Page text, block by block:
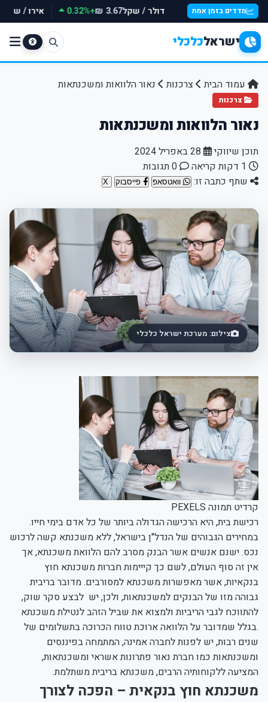
מדדים בזמן אמת דולר / שקל3.67 ₪
+0.32% אירו / שקל
ישראלכלכלי
עמוד הבית צרכנות נאור הלוואות ומשכנתאות
צרכנות
נאור הלוואות ומשכנתאות
תוכן שיווקי
שתף כתבה זו:
וואטסאפ פייסבוק
צילום: מערכת ישראל כלכלי
קרדיט תמונה PEXELS
רכישת בית, היא הרכישה הגדולה ביותר של כל אדם בימי חייו.
במחירים הגבוהים של הנדל"ן בישראל, ללא משכנתא קשה לרכוש
נכס. ישנם אנשים אשר הבנק מסרב להם הלוואת משכנתא, אך
אין זה סוף העולם, לשם כך קייימות חברות משכנתא חוץ
בנקאיות, אשר מאפשרות משכנתא למסורבים. מדובר בריבית
גבוהה מזו של הבנקים למשכנתאות, ולכן, יש לבצע סקר שוק,
להתווכח לגבי הריביות ולמצוא את שביל הזהב לנטילת משכנתא
.בגלל שמדובר על הלוואה ארוכת טווח הכרוכה בתשלומים של
שנים רבות, יש לפנות לחברה אמינה, המתמחה בפיננסים
ומשכנתאות כמו חברת נאור פתרונות אשראי ומשכנתאות,
המציעה ללקוחותיה הרבים, משכנתא בריבית משתלמת.
משכנתא חוץ בנקאית – הפכה לצורך